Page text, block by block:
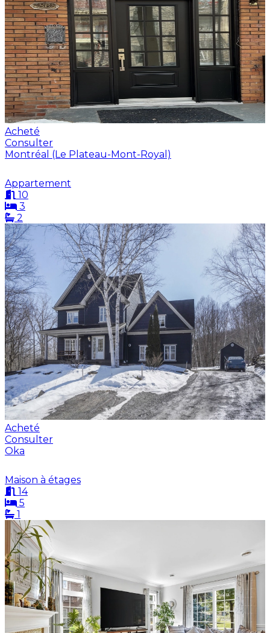
Acheté
Consulter
Montréal (Le Plateau-Mont-Royal)
Appartement
10
3
2
Acheté
Consulter
Oka
Maison à étages
14
5
1